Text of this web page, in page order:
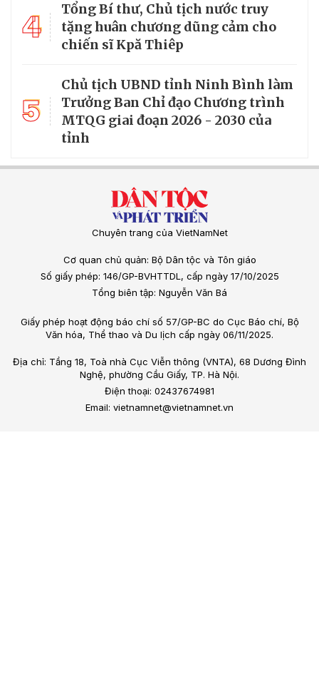
4
Tổng Bí thư, Chủ tịch nước truy
tặng huân chương dũng cảm cho
chiến sĩ Kpă Thiêp
5
Chủ tịch UBND tỉnh Ninh Bình làm
Trưởng Ban Chỉ đạo Chương trình
MTQG giai đoạn 2026 - 2030 của
tỉnh
Chuyên trang của VietNamNet
Cơ quan chủ quản: Bộ Dân tộc và Tôn giáo
Số giấy phép: 146/GP-BVHTTDL, cấp ngày 17/10/2025
Tổng biên tập: Nguyễn Văn Bá
Giấy phép hoạt động báo chí số 57/GP-BC do Cục Báo chí, Bộ
Văn hóa, Thể thao và Du lịch cấp ngày 06/11/2025.
Địa chỉ: Tầng 18, Toà nhà Cục Viễn thông (VNTA), 68 Dương Đình
Nghệ, phường Cầu Giấy, TP. Hà Nội.
Điện thoại: 02437674981
Email: vietnamnet@vietnamnet.vn